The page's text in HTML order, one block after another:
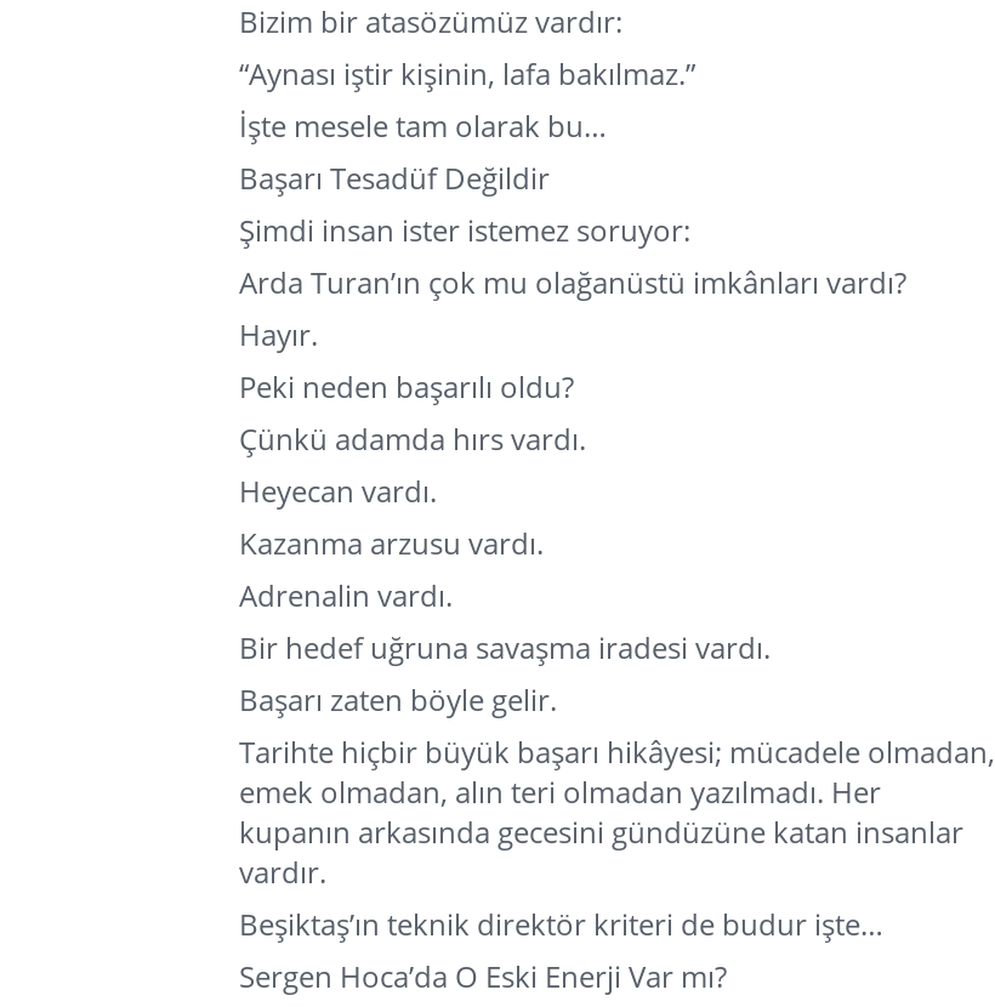
Bizim bir atasözümüz vardır:
“Aynası iştir kişinin, lafa bakılmaz.”
İşte mesele tam olarak bu…
Başarı Tesadüf Değildir
Şimdi insan ister istemez soruyor:
Arda Turan’ın çok mu olağanüstü imkânları vardı?
Hayır.
Peki neden başarılı oldu?
Çünkü adamda hırs vardı.
Heyecan vardı.
Kazanma arzusu vardı.
Adrenalin vardı.
Bir hedef uğruna savaşma iradesi vardı.
Başarı zaten böyle gelir.
Tarihte hiçbir büyük başarı hikâyesi; mücadele olmadan,
emek olmadan, alın teri olmadan yazılmadı. Her
kupanın arkasında gecesini gündüzüne katan insanlar
vardır.
Beşiktaş’ın teknik direktör kriteri de budur işte…
Sergen Hoca’da O Eski Enerji Var mı?